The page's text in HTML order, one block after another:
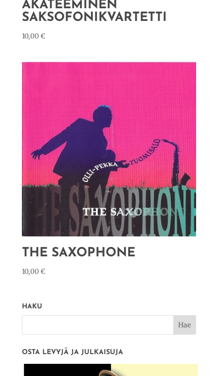
AKATEEMINEN
SAKSOFONIKVARTETTI
10,00€
THE SAXOPHONE
10,00€
HAKU
OSTA LEVYJÄ JA JULKAISUJA